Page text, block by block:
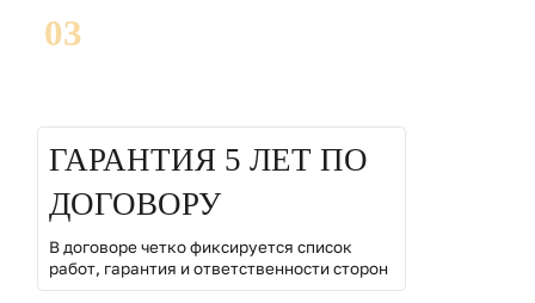
03
ГАРАНТИЯ 5 ЛЕТ ПО
ДОГОВОРУ
В договоре четко фиксируется список
работ, гарантия и ответственности сторон